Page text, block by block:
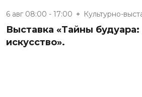
6 авг 08:00 - 17:00 Культурно-
Выставка «Тайны будуара:
искусство».